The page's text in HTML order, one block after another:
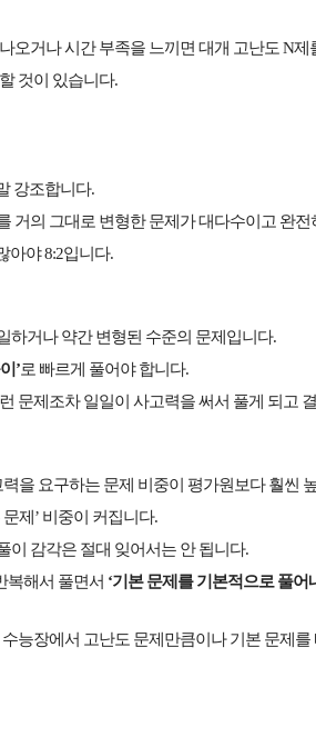
오거나 시간 부족을 느끼면 대개 고난도 N
것이 있습니다.
강조합니다.
거의 그대로 변형한 문제가 대다수이고 완
아야8:2입니다.
하거나 약간 변형된 수준의 문제입니다.
’로 빠르게 풀어야 합니다.
문제조차 일일이 사고력을 써서 풀게 되고
을 요구하는 문제 비중이 평가원보다 훨씬
제’ 비중이 커집니다.
이 감각은 절대 잊어서는 안 됩니다.
복해서 풀면서 ‘기본 문제를 기본적으로 풀어
능장에서 고난도 문제만큼이나 기본 문제